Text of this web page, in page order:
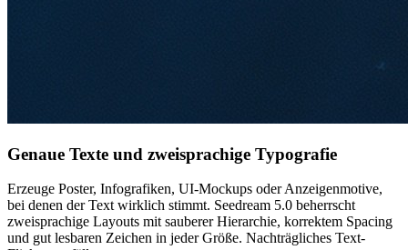
Genaue Texte und zweisprachige Typografie
Erzeuge Poster, Infografiken, UI-Mockups oder Anzeigenmotive,
bei denen der Text wirklich stimmt. Seedream 5.0 beherrscht
zweisprachige Layouts mit sauberer Hierarchie, korrektem Spacing
und gut lesbaren Zeichen in jeder Größe. Nachträgliches Text-